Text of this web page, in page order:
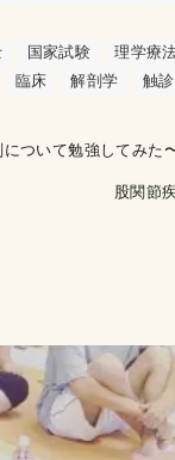
国家試験 理学療
臨床 解剖学 触診
ついて勉強してみた
股関節